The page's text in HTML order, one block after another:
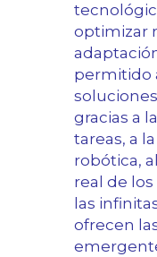
optimizar
permitido
gracias a
tareas, a
robótica,
real de
las
ofrecen